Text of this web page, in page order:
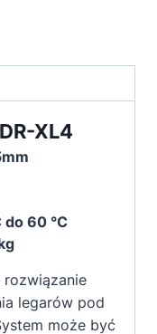
XL4
60 °C
rozwiązanie
legarów pod
może być